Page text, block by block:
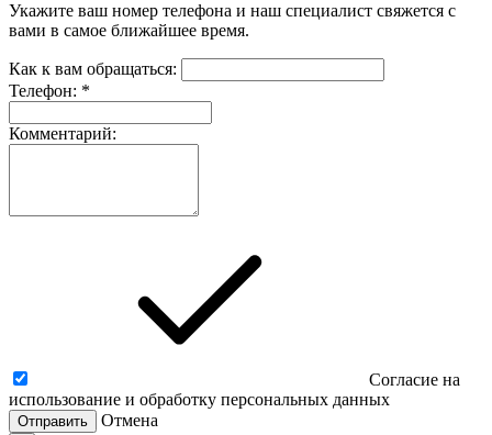
Укажите ваш номер телефона и наш специалист свяжется с
вами в самое ближайшее время.
Как к вам обращаться:
Телефон: *
Комментарий:
Согласие на
использование и обработку персональных данных
Отмена